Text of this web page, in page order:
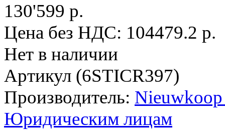
130'599 р.
Цена без НДС: 104479.2 р.
Нет в наличии
Артикул (6STICR397)
Производитель:
Юридическим лицам